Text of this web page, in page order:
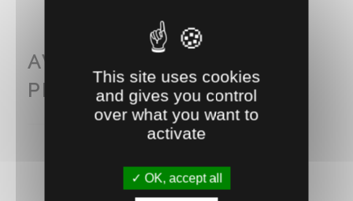
AVEC CE PRODUIT
PENSEZ AUSSI À...
This site uses cookies
and gives you control
over what you want to
activate
OK, accept all